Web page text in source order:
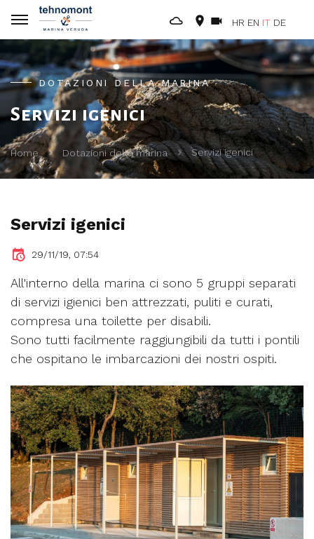
HR EN IT DE
DOTAZIONI DELLA MARINA
Servizi igenici
Home Dotazioni della marina Servizi igenici
Servizi igenici
29/11/19, 07:54
All'interno della marina ci sono 5 gruppi separati
di servizi igienici ben attrezzati, puliti e curati,
compresa una toilette per disabili.
Sono tutti facilmente raggiungibili da tutti i pontili
che ospitano le imbarcazioni dei nostri ospiti.